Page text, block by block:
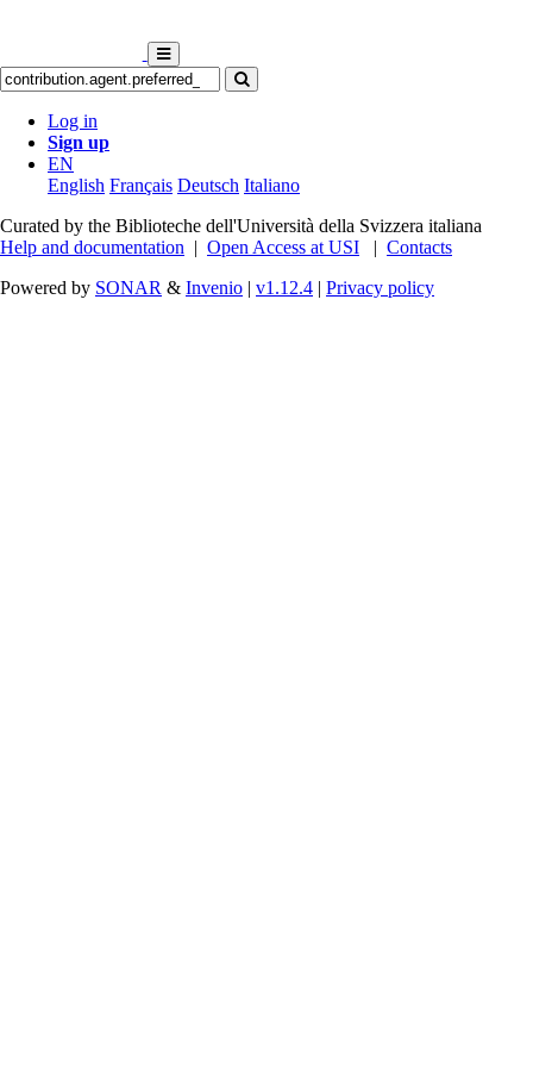
Log in
Sign up
EN
English Français Deutsch Italiano
Curated by the Biblioteche dell'Università della Svizzera italiana
Help and documentation | Open Access at USI | Contacts
Powered by SONAR & Invenio | v1.12.4 | Privacy policy